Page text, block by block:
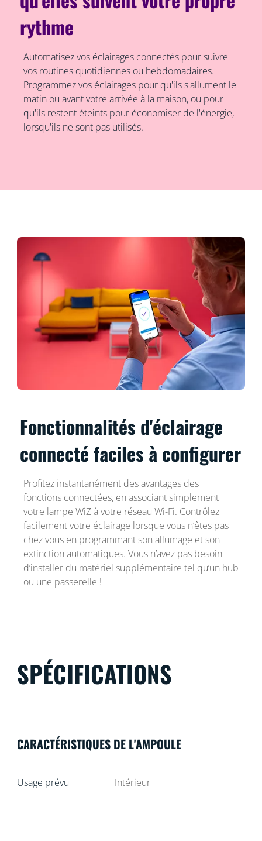
rythme
Automatisez vos éclairages connectés pour suivre
vos routines quotidiennes ou hebdomadaires.
Programmez vos éclairages pour qu'ils s'allument le
matin ou avant votre arrivée à la maison, ou pour
qu'ils restent éteints pour économiser de l'énergie,
lorsqu'ils ne sont pas utilisés.
Fonctionnalités d'éclairage
connecté faciles à configurer
Profitez instantanément des avantages des
fonctions connectées, en associant simplement
votre lampe WiZ à votre réseau Wi-Fi. Contrôlez
facilement votre éclairage lorsque vous n’êtes pas
chez vous en programmant son allumage et son
extinction automatiques. Vous n’avez pas besoin
d’installer du matériel supplémentaire tel qu’un hub
ou une passerelle !
SPÉCIFICATIONS
CARACTÉRISTIQUES DE L'AMPOULE
Usage prévu Intérieur